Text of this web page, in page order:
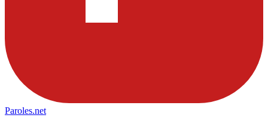
Paroles.net